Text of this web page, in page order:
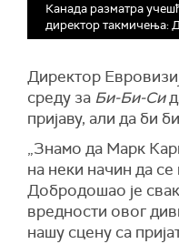
Канада разматра
директор такмичења:
Директор
среду за Би-Би-Си
пријаву, али да би
„Знамо да Марк
на неки начин да
Добродошао је
вредности овог
нашу сцену са